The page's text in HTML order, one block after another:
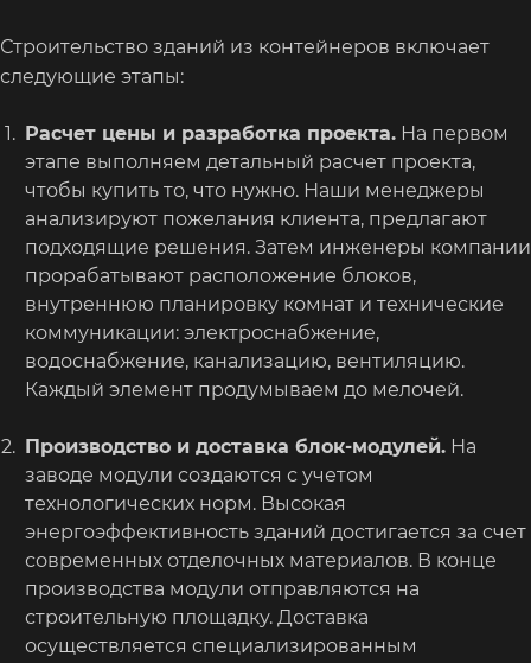
Строительство зданий из контейнеров включает
следующие этапы:
Расчет цены и разработка проекта. На первом
этапе выполняем детальный расчет проекта,
чтобы купить то, что нужно. Наши менеджеры
анализируют пожелания клиента, предлагают
подходящие решения. Затем инженеры компании
прорабатывают расположение блоков,
внутреннюю планировку комнат и технические
коммуникации: электроснабжение,
водоснабжение, канализацию, вентиляцию.
Каждый элемент продумываем до мелочей.
Производство и доставка блок-модулей. На
заводе модули создаются с учетом
технологических норм. Высокая
энергоэффективность зданий достигается за счет
современных отделочных материалов. В конце
производства модули отправляются на
строительную площадку. Доставка
осуществляется специализированным